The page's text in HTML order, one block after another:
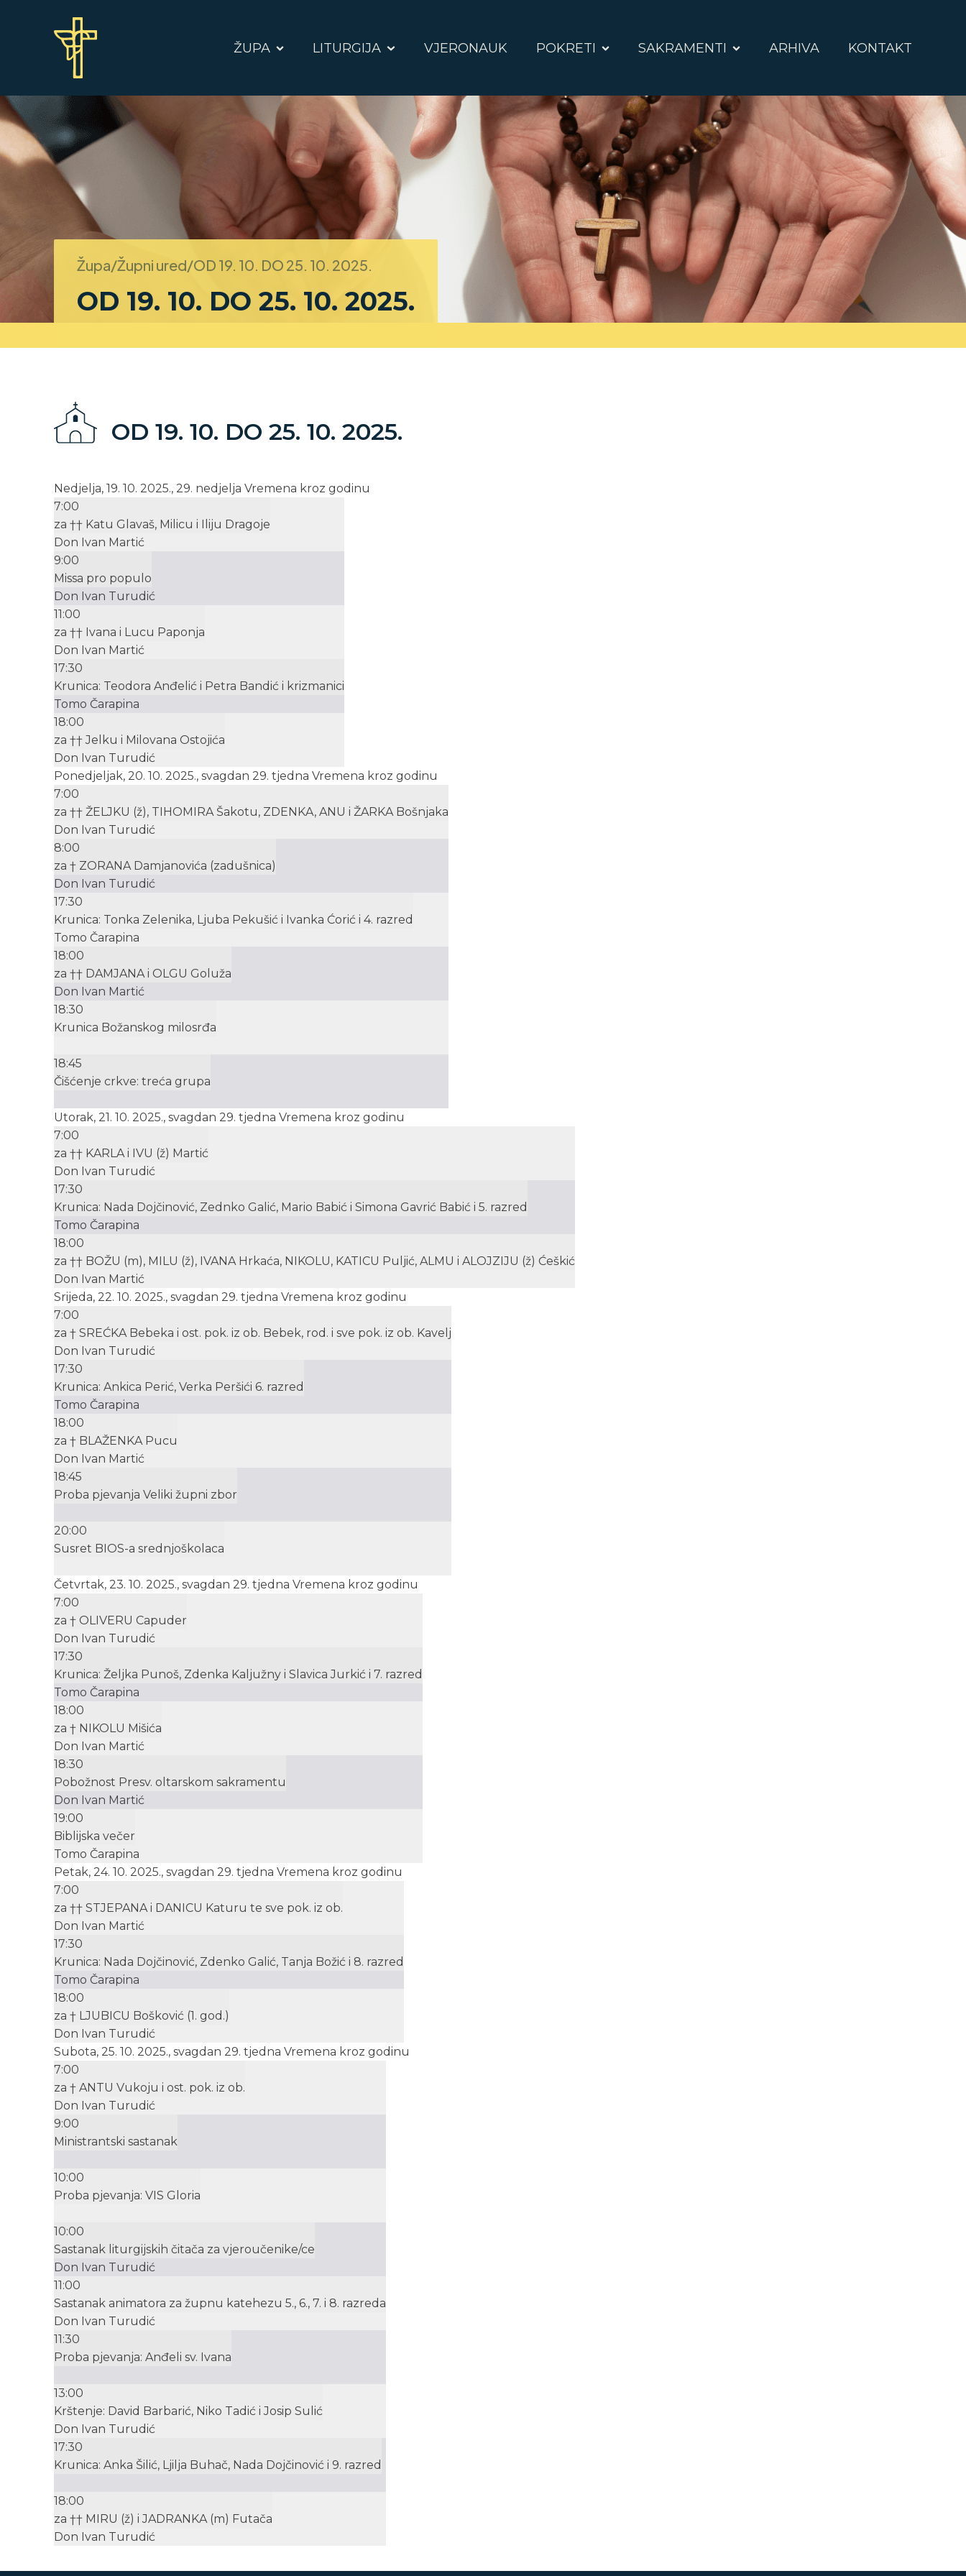
ŽUPA LITURGIJA VJERONAUK POKRETI SAKRAMENTI ARHIVA KONTAKT
Župa/Župni ured/OD 19. 10. DO 25. 10. 2025.
OD 19. 10. DO 25. 10. 2025.
OD 19. 10. DO 25. 10. 2025.
Nedjelja, 19. 10. 2025., 29. nedjelja Vremena kroz godinu
7:00
za †† Katu Glavaš, Milicu i Iliju Dragoje
Don Ivan Martić
9:00
Missa pro populo
Don Ivan Turudić
11:00
za †† Ivana i Lucu Paponja
Don Ivan Martić
17:30
Krunica: Teodora Anđelić i Petra Bandić i krizmanici
Tomo Čarapina
18:00
za †† Jelku i Milovana Ostojića
Don Ivan Turudić
Ponedjeljak, 20. 10. 2025., svagdan 29. tjedna Vremena kroz godinu
7:00
za †† ŽELJKU (ž), TIHOMIRA Šakotu, ZDENKA, ANU i ŽARKA Bošnjaka
Don Ivan Turudić
8:00
za † ZORANA Damjanovića (zadušnica)
Don Ivan Turudić
17:30
Krunica: Tonka Zelenika, Ljuba Pekušić i Ivanka Ćorić i 4. razred
Tomo Čarapina
18:00
za †† DAMJANA i OLGU Goluža
Don Ivan Martić
18:30
Krunica Božanskog milosrđa
18:45
Čišćenje crkve: treća grupa
Utorak, 21. 10. 2025., svagdan 29. tjedna Vremena kroz godinu
7:00
za †† KARLA i IVU (ž) Martić
Don Ivan Turudić
17:30
Krunica: Nada Dojčinović, Zednko Galić, Mario Babić i Simona Gavrić Babić i 5. razred
Tomo Čarapina
18:00
za †† BOŽU (m), MILU (ž), IVANA Hrkaća, NIKOLU, KATICU Puljić, ALMU i ALOJZIJU (ž) Ćeškić
Don Ivan Martić
Srijeda, 22. 10. 2025., svagdan 29. tjedna Vremena kroz godinu
7:00
za † SREĆKA Bebeka i ost. pok. iz ob. Bebek, rod. i sve pok. iz ob. Kavelj
Don Ivan Turudić
17:30
Krunica: Ankica Perić, Verka Peršići 6. razred
Tomo Čarapina
18:00
za † BLAŽENKA Pucu
Don Ivan Martić
18:45
Proba pjevanja Veliki župni zbor
20:00
Susret BIOS-a srednjoškolaca
Četvrtak, 23. 10. 2025., svagdan 29. tjedna Vremena kroz godinu
7:00
za † OLIVERU Capuder
Don Ivan Turudić
17:30
Krunica: Željka Punoš, Zdenka Kaljužny i Slavica Jurkić i 7. razred
Tomo Čarapina
18:00
za † NIKOLU Mišića
Don Ivan Martić
18:30
Pobožnost Presv. oltarskom sakramentu
Don Ivan Martić
19:00
Biblijska večer
Tomo Čarapina
Petak, 24. 10. 2025., svagdan 29. tjedna Vremena kroz godinu
7:00
za †† STJEPANA i DANICU Katuru te sve pok. iz ob.
Don Ivan Martić
17:30
Krunica: Nada Dojčinović, Zdenko Galić, Tanja Božić i 8. razred
Tomo Čarapina
18:00
za † LJUBICU Bošković (1. god.)
Don Ivan Turudić
Subota, 25. 10. 2025., svagdan 29. tjedna Vremena kroz godinu
7:00
za † ANTU Vukoju i ost. pok. iz ob.
Don Ivan Turudić
9:00
Ministrantski sastanak
10:00
Proba pjevanja: VIS Gloria
10:00
Sastanak liturgijskih čitača za vjeroučenike/ce
Don Ivan Turudić
11:00
Sastanak animatora za župnu katehezu 5., 6., 7. i 8. razreda
Don Ivan Turudić
11:30
Proba pjevanja: Anđeli sv. Ivana
13:00
Krštenje: David Barbarić, Niko Tadić i Josip Sulić
Don Ivan Turudić
17:30
Krunica: Anka Šilić, Ljilja Buhač, Nada Dojčinović i 9. razred
18:00
za †† MIRU (ž) i JADRANKA (m) Futača
Don Ivan Turudić